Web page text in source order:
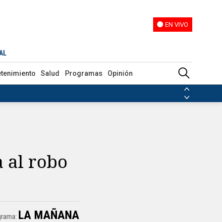
EN VIVO
Salud Programas Opinión
al robo
LA MAÑANA